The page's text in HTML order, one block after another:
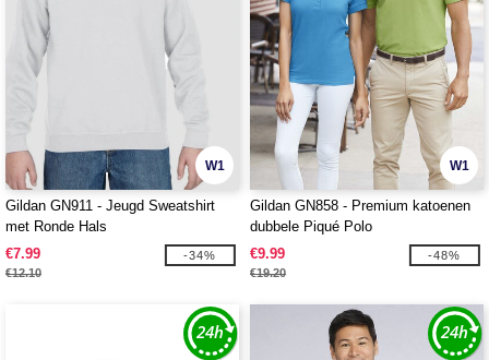
W1
Gildan GN911 - Jeugd Sweatshirt
met Ronde Hals
€7.99
€12.10
-34%
W1
Gildan GN858 - Premium katoenen
dubbele Piqué Polo
€9.99
€19.20
-48%